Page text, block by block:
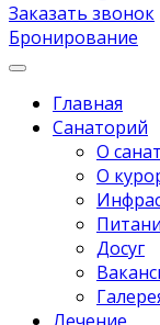
Заказать звонок
Бронирование
Главная
Санаторий
О
О
Досуг